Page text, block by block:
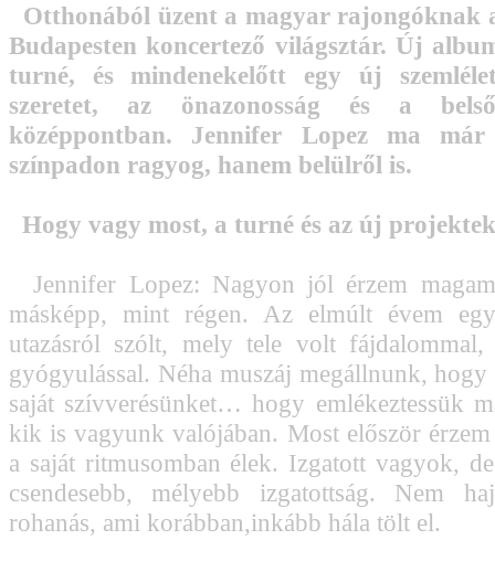
Otthonából üzent a magyar rajongóknak
Budapesten koncertező világsztár. Új
turné, és mindenekelőtt egy új
szeretet, az önazonosság és a
középpontban. Jennifer Lopez ma
színpadon ragyog, hanem belülről is.
Hogy vagy most, a turné és az új
Jennifer Lopez: Nagyon jól érzem
másképp, mint régen. Az elmúlt évem
utazásról szólt, mely tele volt fájdalommal,
gyógyulással. Néha muszáj megállnunk,
saját szívverésünket… hogy emlékeztessük
kik is vagyunk valójában. Most először
a saját ritmusomban élek. Izgatott vagyok,
csendesebb, mélyebb izgatottság. Nem
rohanás, ami korábban,inkább hála tölt el.